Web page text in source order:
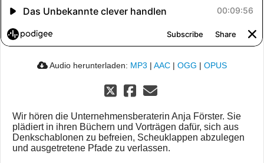
Audio herunterladen: MP3 | AAC | OGG | OPUS
Wir hören die Unternehmensberaterin Anja Förster. Sie
plädiert in ihren Büchern und Vorträgen dafür, sich aus
Denkschablonen zu befreien, Scheuklappen abzulegen
und ausgetretene Pfade zu verlassen.